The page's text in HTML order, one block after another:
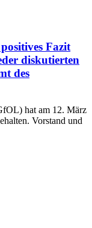
Fazit
diskutierten
des
hat am 12. März
Vorstand und